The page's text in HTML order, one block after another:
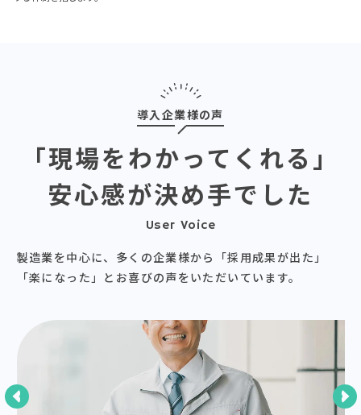
導入企業様の声
「現場をわかってくれる」
安心感が決め手でした
User Voice
製造業を中心に、多くの企業様から「採用成果が出た」
「楽になった」とお喜びの声をいただいています。